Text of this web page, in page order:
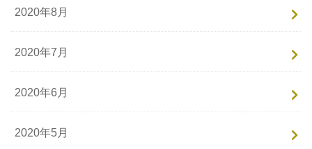
2020年8月
2020年7月
2020年6月
2020年5月